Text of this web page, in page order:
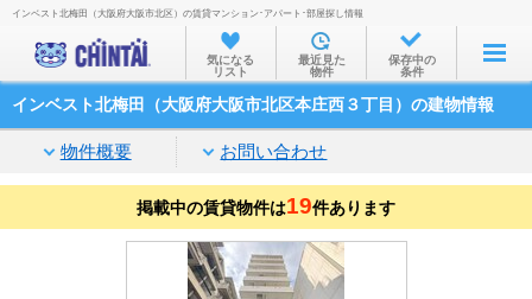
お部屋を探す
沿線・駅から
家賃相場から
通勤通学時間から
物件特集から
インベスト北梅田（大阪府大阪市北区）の賃貸マンション･アパート･部屋探し情報
気になる
リスト
最近見た
物件
保存中の
条件
インベスト北梅田（大阪府大阪市北区本庄西３丁目）の建物情報
物件概要 お問い合わせ
掲載中の賃貸物件は19件あります